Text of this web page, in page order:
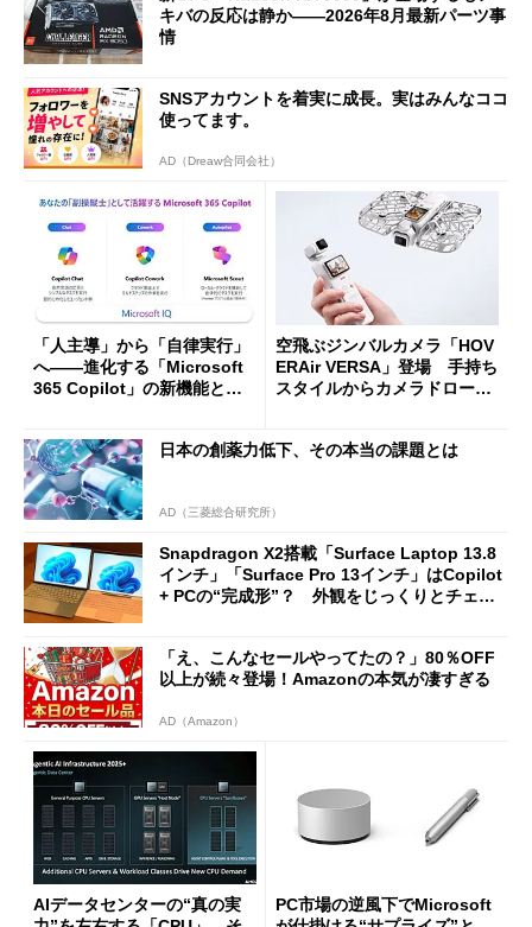
キバの反応は静か――2026年8月最新パーツ事
情
SNSアカウントを着実に成長。実はみんなココ
使ってます。
AD（Dreaw合同会社）
「人主導」から「自律実行」
へ――進化する「Microsoft
365 Copilot」の新機能とエ
空飛ぶジンバルカメラ「HOV
ERAir VERSA」登場 手持ち
スタイルからカメラドローン
日本の創薬力低下、その本当の課題とは
AD（三菱総合研究所）
Snapdragon X2搭載「Surface Laptop 13.8
インチ」「Surface Pro 13インチ」はCopilot
+ PCの“完成形”？ 外観をじっくりとチェッ
「え、こんなセールやってたの？」80％OFF
以上が続々登場！Amazonの本気が凄すぎる
AD（Amazon）
AIデータセンターの“真の実
PC市場の逆風下でMicrosoft